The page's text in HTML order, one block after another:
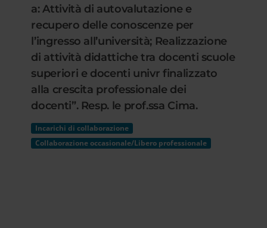
a: Attività di autovalutazione e
recupero delle conoscenze per
l’ingresso all’università; Realizzazione
di attività didattiche tra docenti scuole
superiori e docenti univr finalizzato
alla crescita professionale dei
docenti”. Resp. le prof.ssa Cima.
Incarichi di collaborazione
Collaborazione occasionale/Libero professionale